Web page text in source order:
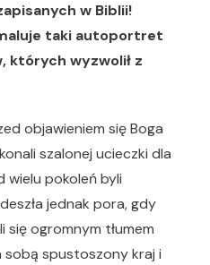
w Biblii!
taki autoportret
których wyzwolił z
objawieniem się Boga
szalonej ucieczki dla
wielu pokoleń byli
jednak pora, gdy
się ogromnym tłumem
sobą spustoszony kraj i